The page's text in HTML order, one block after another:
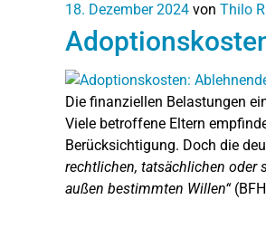
18. Dezember 2024 von Thilo
Die finanziellen Belastungen
Viele betroffene Eltern
Berücksichtigung. Doch die
rechtlichen, tatsächlichen oder
außen bestimmten Willen“